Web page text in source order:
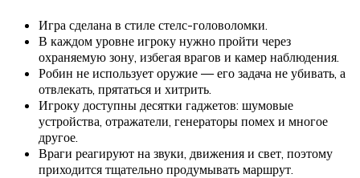
Игра сделана в стиле стелс-головоломки.
В каждом уровне игроку нужно пройти через
охраняемую зону, избегая врагов и камер наблюдения.
Робин не использует оружие — его задача не убивать, а
отвлекать, прятаться и хитрить.
Игроку доступны десятки гаджетов: шумовые
устройства, отражатели, генераторы помех и многое
другое.
Враги реагируют на звуки, движения и свет, поэтому
приходится тщательно продумывать маршрут.